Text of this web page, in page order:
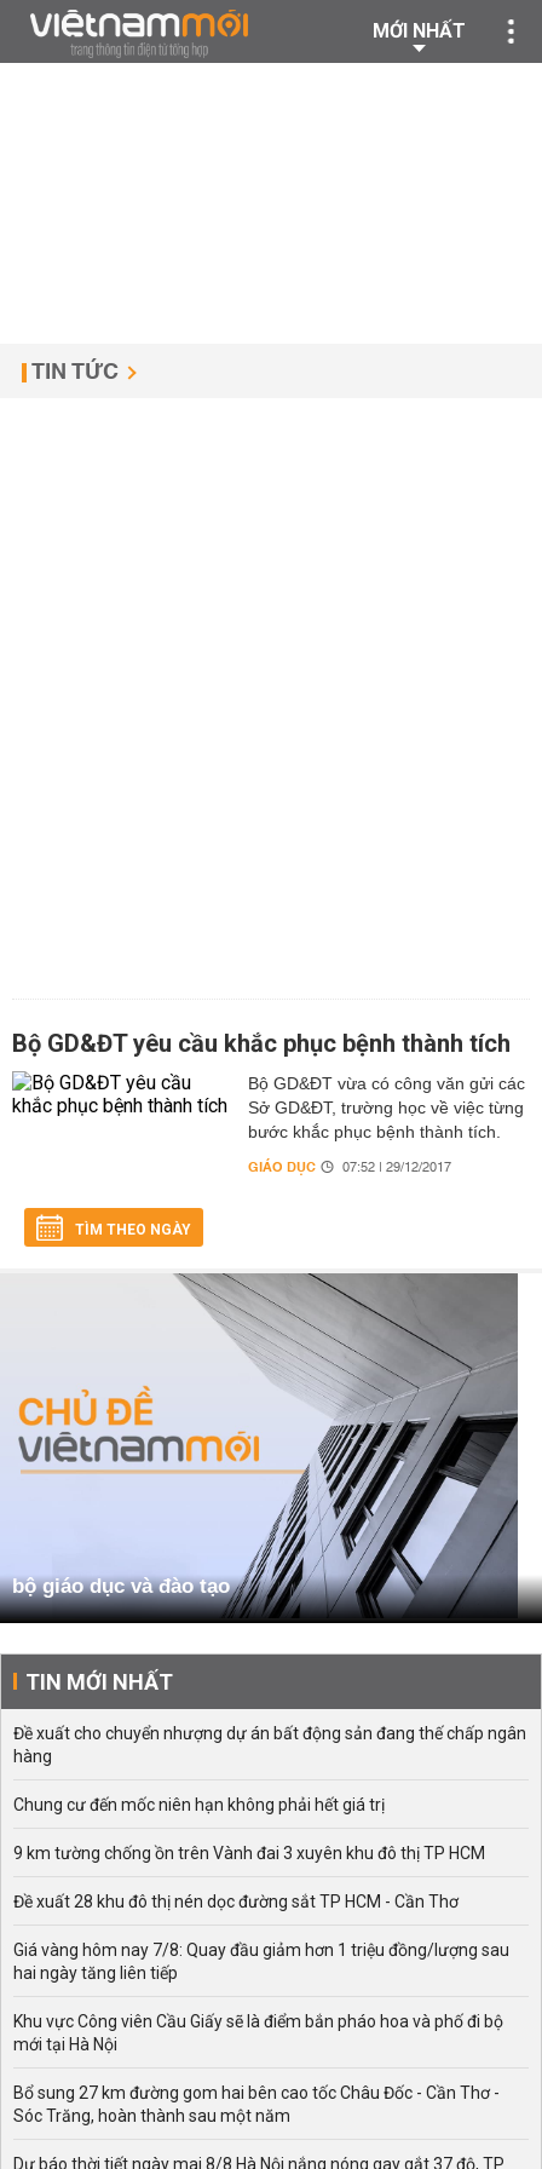
MỚI NHẤT
TIN TỨC
Bộ GD&ĐT yêu cầu khắc phục bệnh thành tích
Bộ GD&ĐT vừa có công văn gửi các
Sở GD&ĐT, trường học về việc từng
bước khắc phục bệnh thành tích.
GIÁO DỤC 07:52 | 29/12/2017
TÌM THEO NGÀY
bộ giáo dục và đào tạo
TIN MỚI NHẤT
Đề xuất cho chuyển nhượng dự án bất động sản đang thế chấp ngân
hàng
Chung cư đến mốc niên hạn không phải hết giá trị
9 km tường chống ồn trên Vành đai 3 xuyên khu đô thị TP HCM
Đề xuất 28 khu đô thị nén dọc đường sắt TP HCM - Cần Thơ
Giá vàng hôm nay 7/8: Quay đầu giảm hơn 1 triệu đồng/lượng sau
hai ngày tăng liên tiếp
Khu vực Công viên Cầu Giấy sẽ là điểm bắn pháo hoa và phố đi bộ
mới tại Hà Nội
Bổ sung 27 km đường gom hai bên cao tốc Châu Đốc - Cần Thơ -
Sóc Trăng, hoàn thành sau một năm
Dự báo thời tiết ngày mai 8/8 Hà Nội nắng nóng gay gắt 37 độ, TP